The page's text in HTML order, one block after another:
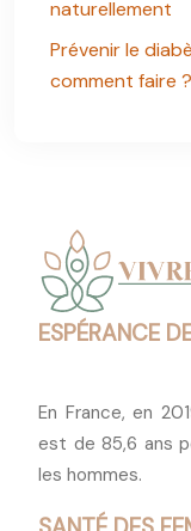
naturellement
Prévenir le
comment faire ?
ESPÉRANCE
En France, en
est de 85,6 ans
les hommes.